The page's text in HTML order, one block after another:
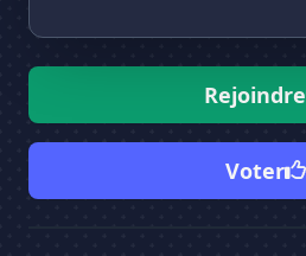
Rejoindre
Voter